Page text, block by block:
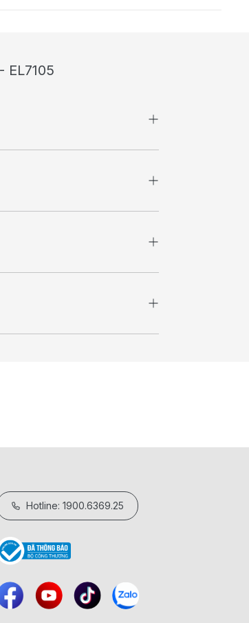
EL7105
Hotline: 1900.6369.25